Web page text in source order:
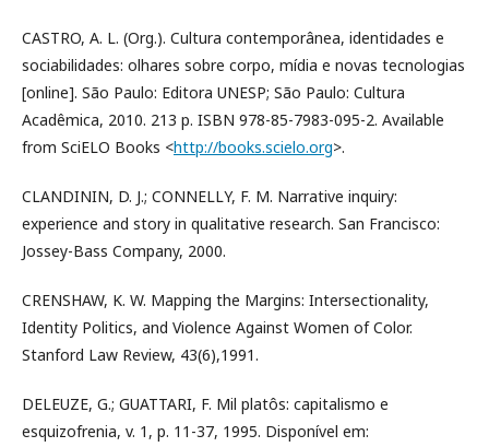
CASTRO, A. L. (Org.). Cultura contemporânea, identidades e
sociabilidades: olhares sobre corpo, mídia e novas tecnologias
[online]. São Paulo: Editora UNESP; São Paulo: Cultura
Acadêmica, 2010. 213 p. ISBN 978-85-7983-095-2. Available
from SciELO Books <http://books.scielo.org>.
CLANDININ, D. J.; CONNELLY, F. M. Narrative inquiry:
experience and story in qualitative research. San Francisco:
Jossey-Bass Company, 2000.
CRENSHAW, K. W. Mapping the Margins: Intersectionality,
Identity Politics, and Violence Against Women of Color.
Stanford Law Review, 43(6),1991.
DELEUZE, G.; GUATTARI, F. Mil platôs: capitalismo e
esquizofrenia, v. 1, p. 11-37, 1995. Disponível em: